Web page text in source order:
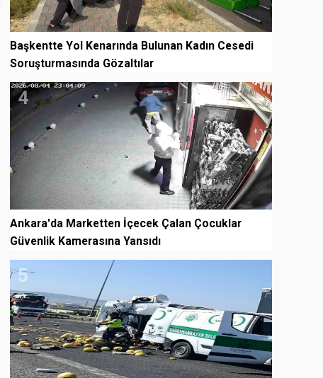
Başkentte Yol Kenarında Bulunan Kadın Cesedi
Soruşturmasında Gözaltılar
4
Ankara'da Marketten İçecek Çalan Çocuklar
Güvenlik Kamerasına Yansıdı
5